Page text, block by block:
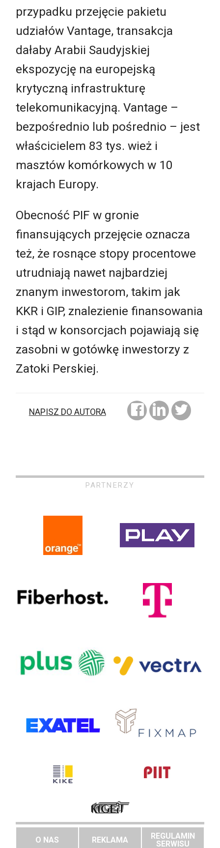
przypadku przejęcie pakietu
udziałów Vantage, transakcja
dałaby Arabii Saudyjskiej
ekspozycję na europejską
krytyczną infrastrukturę
telekomunikacyjną. Vantage –
bezpośrednio lub pośrednio – jest
właścicielem 83 tys. wież i
masztów komórkowych w 10
krajach Europy.
Obecność PIF w gronie
finansujących przejęcie oznacza
też, że rosnące stopy procentowe
utrudniają nawet najbardziej
znanym inwestorom, takim jak
KKR i GIP, znalezienie finansowania
i stąd w konsorcjach pojawiają się
zasobni w gotówkę inwestorzy z
Zatoki Perskiej.
NAPISZ DO AUTORA
PARTNERZY
O NAS REKLAMA
REGULAMIN
SERWISU